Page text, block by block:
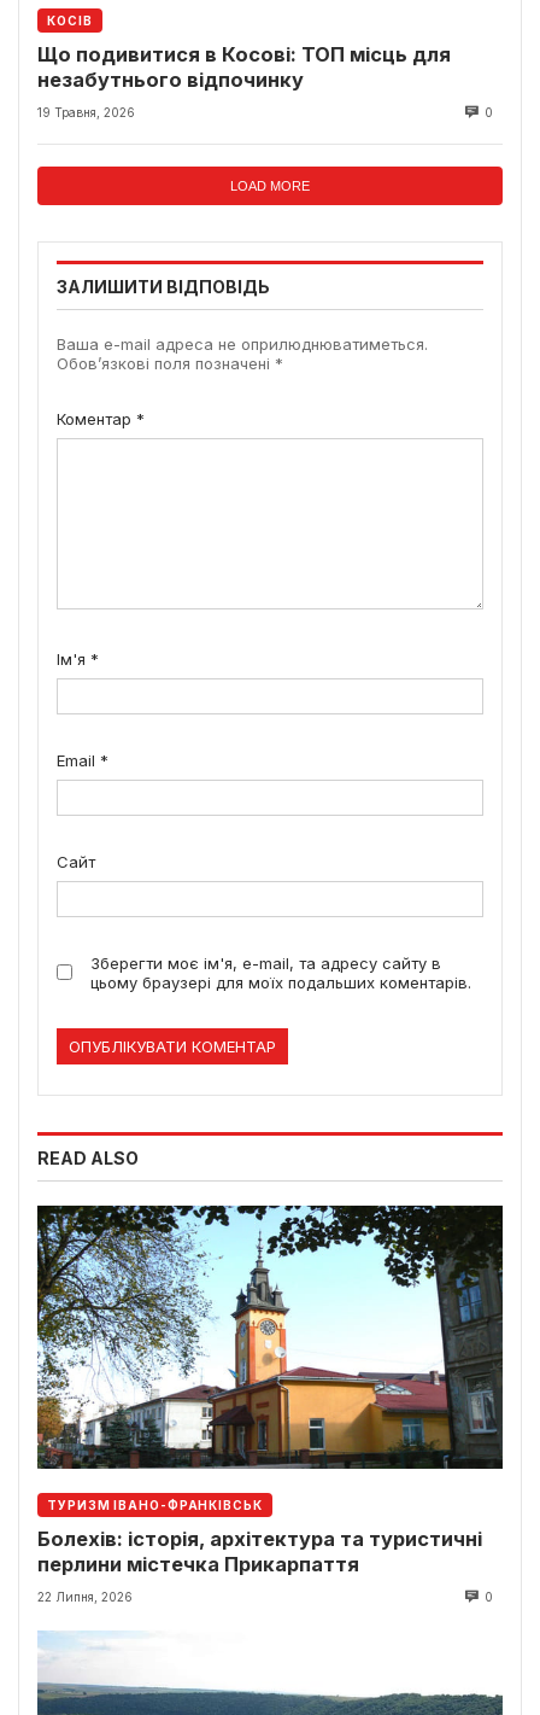
КОСІВ
Що подивитися в Косові: ТОП місць для
незабутнього відпочинку
19 Травня, 2026 0
LOAD MORE
ЗАЛИШИТИ ВІДПОВІДЬ
Ваша e-mail адреса не оприлюднюватиметься.
Обов’язкові поля позначені *
Коментар *
Ім'я *
Email *
Сайт
Зберегти моє ім'я, e-mail, та адресу сайту в
цьому браузері для моїх подальших коментарів.
READ ALSO
ТУРИЗМ ІВАНО-ФРАНКІВСЬК
Болехів: історія, архітектура та туристичні
перлини містечка Прикарпаття
22 Липня, 2026 0